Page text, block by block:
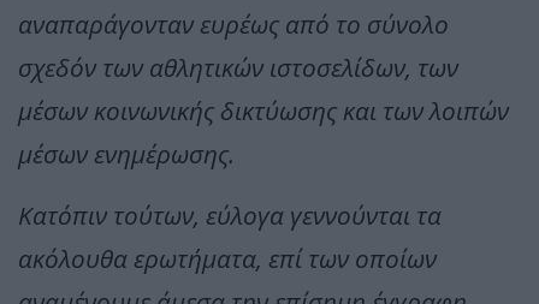
αναπαράγονταν ευρέως από το σύνολο
σχεδόν των αθλητικών ιστοσελίδων, των
μέσων κοινωνικής δικτύωσης και των λοιπών
μέσων ενημέρωσης.
Κατόπιν τούτων, εύλογα γεννούνται τα
ακόλουθα ερωτήματα, επί των οποίων